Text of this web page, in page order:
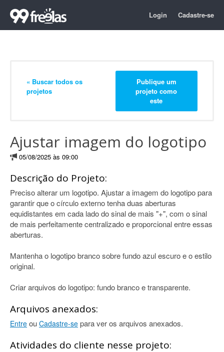
Login Cadastre-se
« Buscar todos os
projetos
Publique um
projeto como
este
Ajustar imagem do logotipo
05/08/2025 às 09:00
Descrição do Projeto:
Preciso alterar um logotipo. Ajustar a imagem do logotipo para
garantir que o círculo externo tenha duas aberturas
equidistantes em cada lado do sinal de mais "+", com o sinal
de mais perfeitamente centralizado e proporcional entre essas
aberturas.
Mantenha o logotipo branco sobre fundo azul escuro e o estilo
original.
Criar arquivos do logotipo: fundo branco e transparente.
Arquivos anexados:
Entre ou Cadastre-se para ver os arquivos anexados.
Atividades do cliente nesse projeto: